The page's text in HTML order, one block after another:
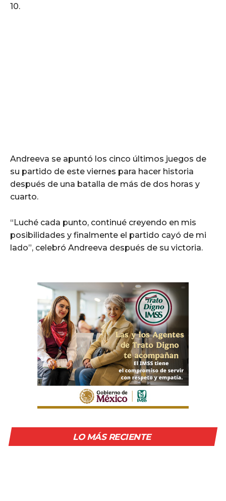
10.
Andreeva se apuntó los cinco últimos juegos de
su partido de este viernes para hacer historia
después de una batalla de más de dos horas y
cuarto.
“Luché cada punto, continué creyendo en mis
posibilidades y finalmente el partido cayó de mi
lado”, celebró Andreeva después de su victoria.
LO MÁS RECIENTE